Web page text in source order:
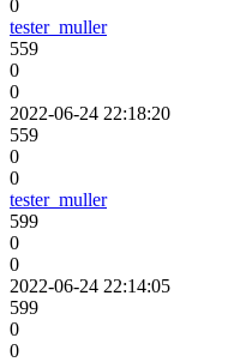
0
tester_muller
559
0
0
2022-06-24 22:18:20
559
0
0
tester_muller
599
0
0
2022-06-24 22:14:05
599
0
0